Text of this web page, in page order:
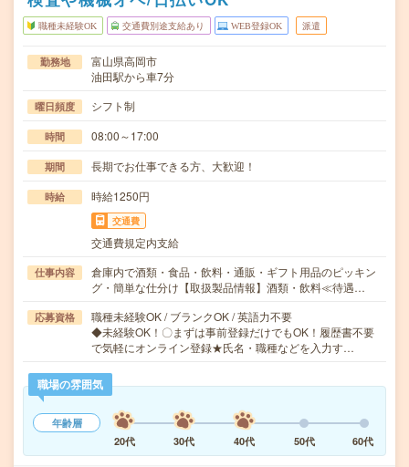
職種未経験OK 交通費別途支給あり WEB登録OK 派遣
勤務地
富山県高岡市
油田駅から車7分
曜日頻度 シフト制
時間 08:00～17:00
期間 長期でお仕事できる方、大歓迎！
時給 時給1250円
交通費
交通費規定内支給
仕事内容
倉庫内で酒類・食品・飲料・通販・ギフト用品のピッキン
グ・簡単な仕分け【取扱製品情報】酒類・飲料≪待遇…
応募資格
職種未経験OK / ブランクOK / 英語力不要
◆未経験OK！〇まずは事前登録だけでもOK！履歴書不要
で気軽にオンライン登録★氏名・職種などを入力す…
職場の雰囲気
年齢層
20代
30代 40代 50代 60代